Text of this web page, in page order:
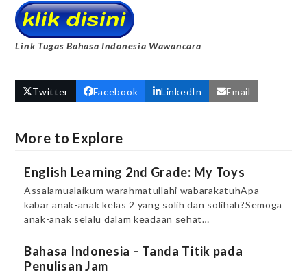
Link Tugas Bahasa Indonesia Wawancara
Twitter Facebook LinkedIn Email
More to Explore
English Learning 2nd Grade: My Toys
Assalamualaikum warahmatullahi wabarakatuhApa
kabar anak-anak kelas 2 yang solih dan solihah?Semoga
anak-anak selalu dalam keadaan sehat…
Bahasa Indonesia – Tanda Titik pada
Penulisan Jam